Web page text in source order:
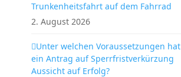
Trunkenheitsfahrt auf dem Fahrrad
2. August 2026
Unter welchen Voraussetzungen hat
ein Antrag auf Sperrfristverkürzung
Aussicht auf Erfolg?